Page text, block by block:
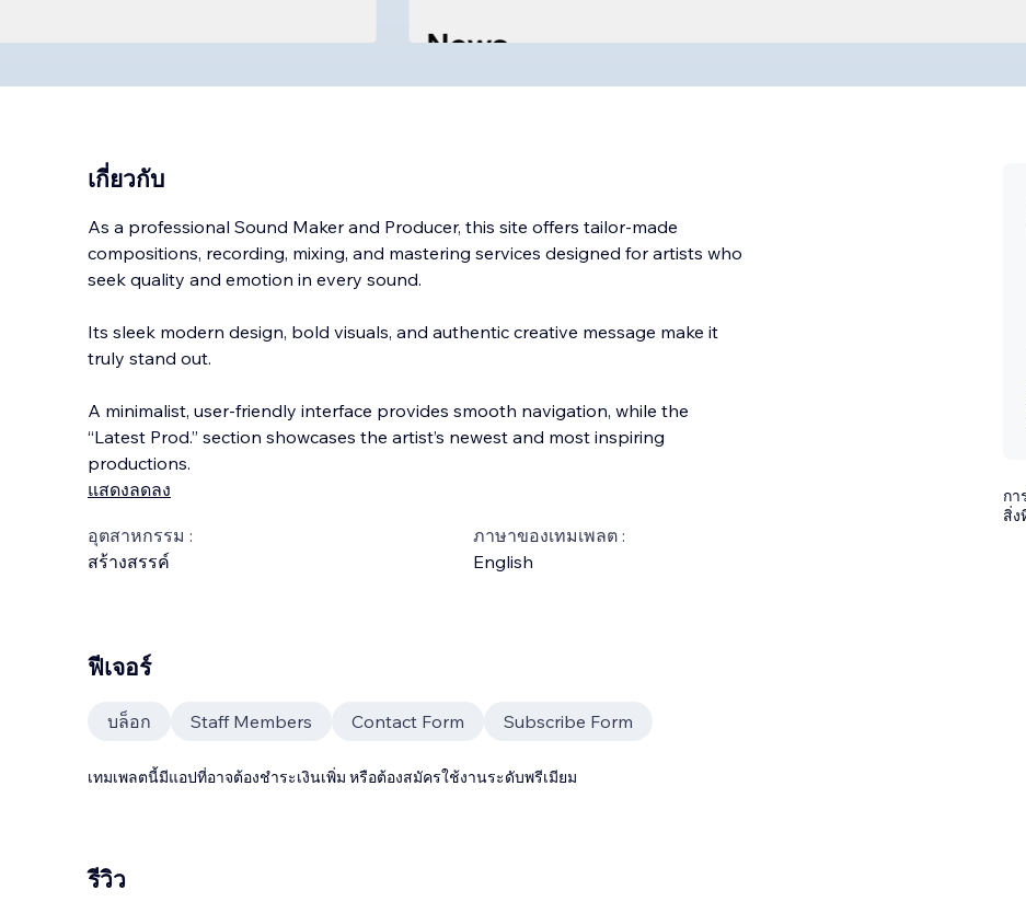
เกี่ยวกับ
As a professional Sound Maker and Producer, this site offers tailor-made
compositions, recording, mixing, and mastering services designed for artists who
seek quality and emotion in every sound.
Its sleek modern design, bold visuals, and authentic creative message make it
truly stand out.
A minimalist, user-friendly interface provides smooth navigation, while the
“Latest Prod.” section showcases the artist’s newest and most inspiring
productions.
แสดงลดลง
อุตสาหกรรม :
สร้างสรรค์
ภาษาของเทมเพลต :
English
กา
สิ่ง
ฟีเจอร์
บล็อก Staff Members Contact Form Subscribe Form
เทมเพลตนี้มีแอปที่อาจต้องชำระเงินเพิ่ม หรือต้องสมัครใช้งานระดับพรีเมียม
รีวิว